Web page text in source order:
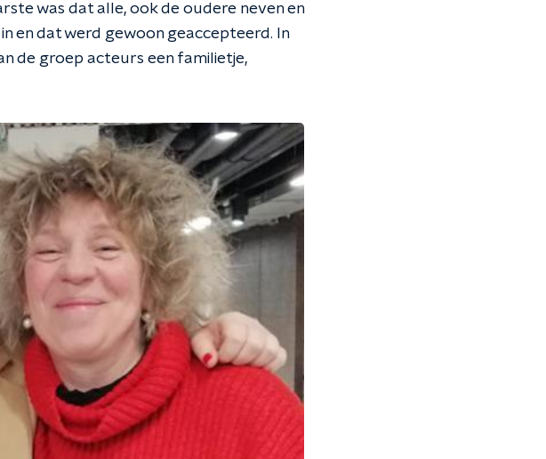
was dat alle, ook de oudere neven en
en dat werd gewoon geaccepteerd. In
de groep acteurs een familietje,